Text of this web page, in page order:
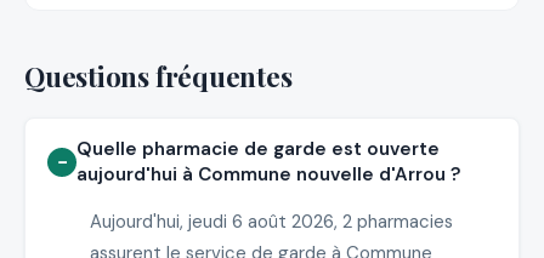
Questions fréquentes
Quelle pharmacie de garde est ouverte
aujourd'hui à Commune nouvelle d'Arrou ?
Aujourd'hui, jeudi 6 août 2026, 2 pharmacies
assurent le service de garde à Commune